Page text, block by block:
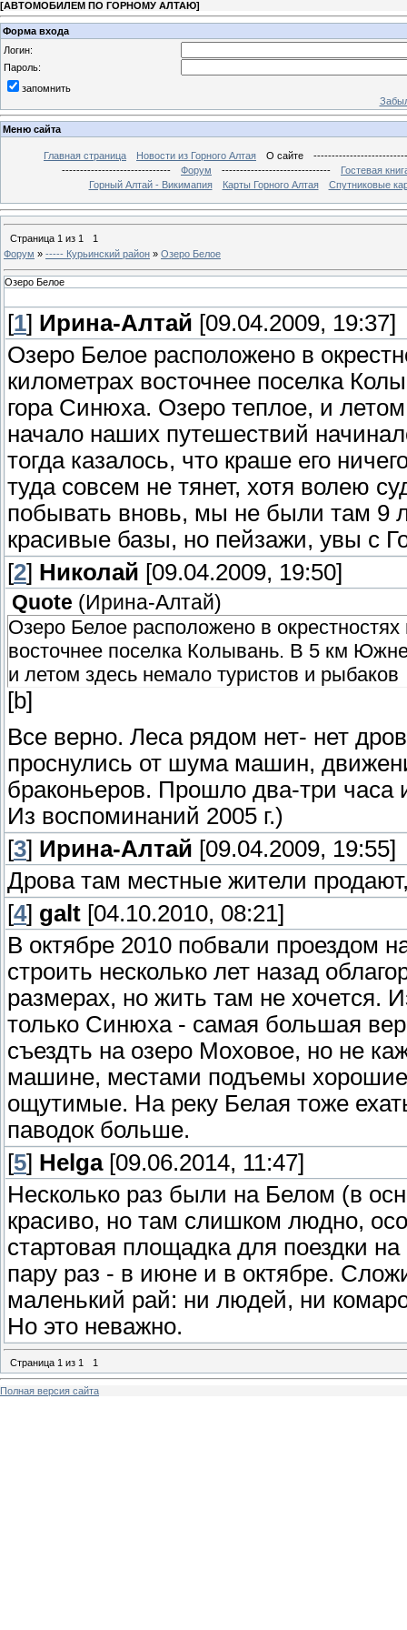
[АВТОМОБИЛЕМ ПО ГОРНОМУ АЛТАЮ]
Форма входа
Логин:
Пароль:
запомнить
Меню сайта
Главная страница Новости из Горного Алтая О сайте
------------------------------
Форум ------------------------------
Гостевая
Горный Алтай - Викимапия
Карты Горного Алтая Спутниковые
Страница 1 из 1
1
Форум » ----- Курьинский район » Озеро Белое
Озеро Белое
[1] Ирина-Алтай [09.04.2009, 19:37]
Озеро Белое расположено в
километрах восточнее поселка
гора Синюха. Озеро теплое, и
начало наших путешествий
тогда казалось, что краше его
туда совсем не тянет, хотя волею
побывать вновь, мы не были там 9
красивые базы, но пейзажи, увы с
[2] Николай [09.04.2009, 19:50]
Quote (Ирина-Алтай)
Озеро Белое расположено в
восточнее поселка Колывань. В 5 км
и летом здесь немало туристов и рыбаков
[b]
Все верно. Леса рядом нет- нет
проснулись от шума машин,
браконьеров. Прошло два-три
Из воспоминаний 2005 г.)
[3] Ирина-Алтай [09.04.2009, 19:55]
Дрова там местные жители
[4] galt [04.10.2010, 08:21]
В октябре 2010 побвали проездом
строить несколько лет назад
размерах, но жить там не хочется.
только Синюха - самая большая
съездть на озеро Моховое, но не
машине, местами подъемы
ощутимые. На реку Белая тоже
паводок больше.
[5] Helga[09.06.2014, 11:47]
Несколько раз были на Белом (в
красиво, но там слишком людно,
стартовая площадка для поездки
пару раз - в июне и в октябре.
маленький рай: ни людей, ни
Но это неважно.
Страница 1 из 1 1
Полная версия сайта